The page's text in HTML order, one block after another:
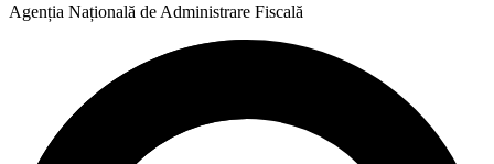
Agenția Națională de Administrare Fiscală